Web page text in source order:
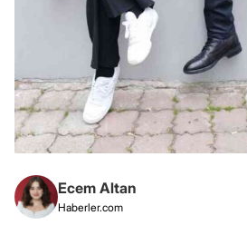
Ecem Altan
Haberler.com